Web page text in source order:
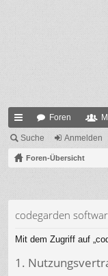
ch
ne
ug
riff
Foren
Suche Anmelden
Foren-Übersicht
codegarden
Mit dem Zugriff auf
1.